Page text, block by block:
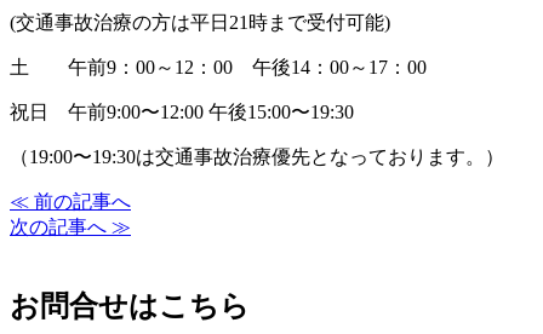
(交通事故治療の方は平日21時まで受付可能)
土 午前9：00～12：00 午後14：00～17：00
祝日 午前9:00〜12:00 午後15:00〜19:30
（19:00〜19:30は交通事故治療優先となっております。）
≪ 前の記事へ
次の記事へ ≫
お問合せはこちら